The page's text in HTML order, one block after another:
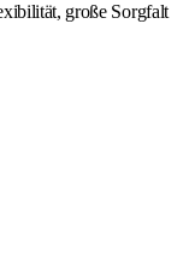
große Sorgfalt